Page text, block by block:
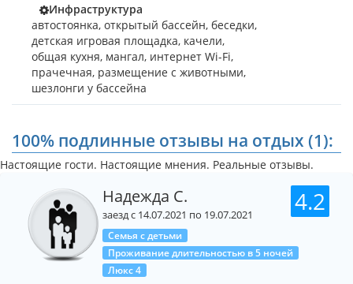
В шаговой доступности супермаркеты, аптеки, кафе,
рестораны, развлекательные центры, аквапарк,
океанариум, дельфинарий.
Однако, шум курортного городка, словно по волшебству,
стихает за забором гостевого дома «Акация».
до пляжа пролегает по территории парка санатория
«Кирилловка». До центра поселка 15 минут ходьбы.
Инфраструктура
автостоянка, открытый бассейн, беседки,
детская игровая площадка, качели,
общая кухня, мангал, интернет Wi-Fi,
прачечная, размещение с животными,
шезлонги у бассейна
100% подлинные отзывы на отдых (1):
Настоящие гости. Настоящие мнения. Реальные отзывы.
4.2
Надежда С.
заезд с 14.07.2021 по 19.07.2021
Семья с детьми
Проживание длительностью в 5 ночей
Люкс 4